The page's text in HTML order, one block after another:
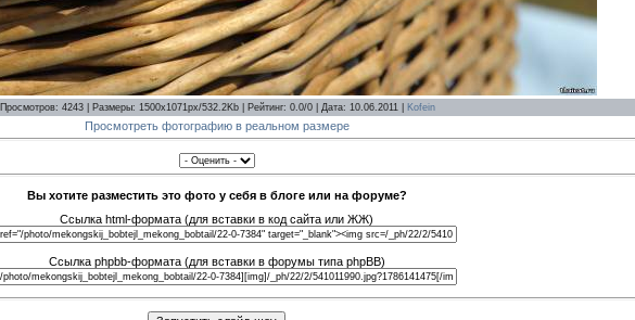
Просмотров: 4243 | Размеры: 1500x1071px/532.2Kb | Рейтинг: 0.0/0 | Дата: 10.06.2011 | Kofein
Просмотреть фотографию в реальном размере
Вы хотите разместить это фото у себя в блоге или на форуме?
Ссылка html-формата (для вставки в код сайта или ЖЖ)
Ссылка phpbb-формата (для вставки в форумы типа phpBB)